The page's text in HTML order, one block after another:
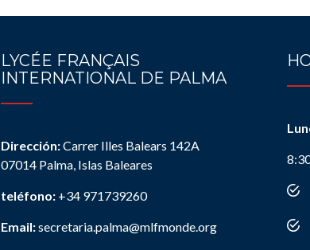
LYCÉE FRANÇAIS
INTERNATIONAL DE PALMA
Dirección:Carrer Illes Balears 142A
07014 Palma, Islas Baleares
teléfono: +34 971739260
Email:secretaria.palma@mlfmonde.org